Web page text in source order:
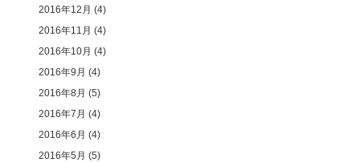
2016年12月 (4)
2016年11月 (4)
2016年10月 (4)
2016年9月 (4)
2016年8月 (5)
2016年7月 (4)
2016年6月 (4)
2016年5月 (5)